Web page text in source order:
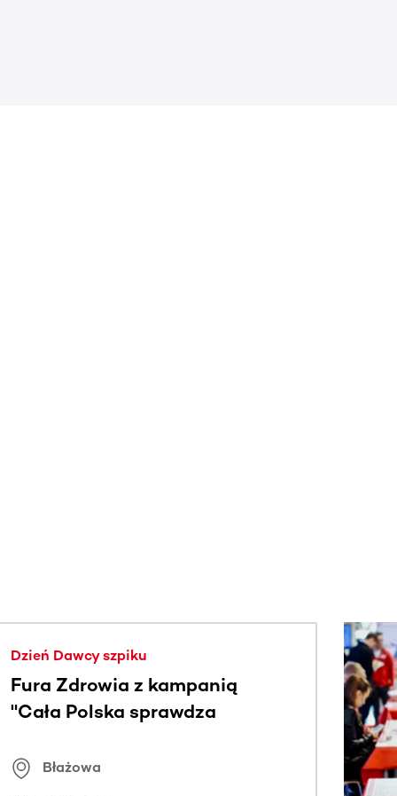
Dzień Dawcy szpiku
Fura Zdrowia z kampanią
"Cała Polska sprawdza
Błażowa